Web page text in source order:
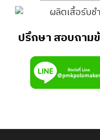
ปรึกษา สอบถาม